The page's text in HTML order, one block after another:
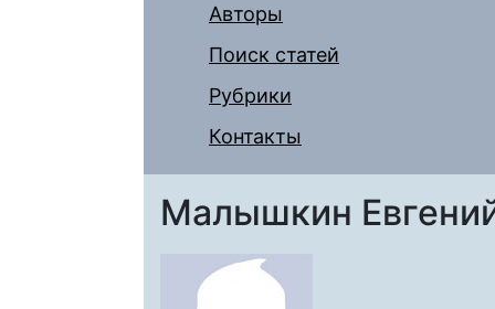
Авторы
Поиск статей
Рубрики
Контакты
Малышкин